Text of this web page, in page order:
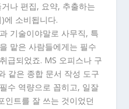
나 편집, 요약, 추출하는
에 소비됩니다.
기술이야말로 사무직, 특
맡은 사람들에게는 필수
급되었죠. MS 오피스나 구
같은 종합 문서 작성 도구
수 역량으로 꼽히고, 일잘
인트를 잘 쓰는 것이었던